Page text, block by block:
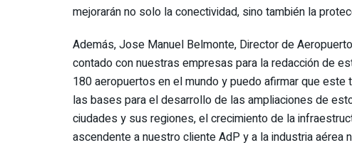
mejorarán no solo la conectividad, sino también la
Además, Jose Manuel Belmonte, Director de
contado con nuestras empresas para la redacción de
180 aeropuertos en el mundo y puedo afirmar que
las bases para el desarrollo de las ampliaciones de
ciudades y sus regiones, el crecimiento de la
ascendente a nuestro cliente AdP y a la industria aérea